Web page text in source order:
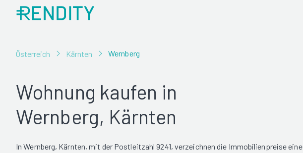
Österreich Kärnten Wernberg
Wohnung kaufen in
Wernberg, Kärnten
In Wernberg, Kärnten, mit der Postleitzahl 9241, verzeichnen die Immobilienpreise eine